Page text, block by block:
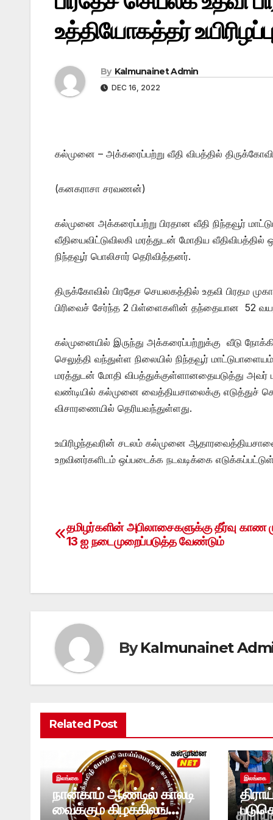
உத்தியோகத்தர் உயிரிழப்பு
By Kalmunainet Admin
DEC 16, 2022
கல்முனை – அக்கரைப்பற்று வீதி விபத்தில்
(கனகராசா சரவணன்)
கல்முனை அக்கரைப்பற்று பிரதான வீதி நிந்தவூர்
வீதியைவிட்டுவிலகி மரத்துடன் மோதிய
நிந்தவூர் பொலிசார் தெரிவித்தனர்.
திருக்கோவில் பிரதேச செயலகத்தில் உதவி பிரதம
பிரிவைச் சேர்ந்த 2 பிள்ளைகளின் தந்தையான 52
கல்முனையில் இருந்து அக்கரைப்பற்றுக்கு வீடு
செலுத்தி வந்துள்ள நிலையில் நிந்தவூர்
மரத்துடன் மோதி விபத்துக்குள்ளானதையடுத்து அவர்
வண்டியில் கல்முனை வைத்தியசாலைக்கு எடுத்துச்
விசாரணையில் தெரியவந்துள்ளது.
உயிரிழந்தவரின் சடலம் கல்முனை
உறவினர்களிடம் ஒப்படைக்க நடவடிக்கை
Post
navigation
தமிழர்களின் அபிலாசைகளுக்கு தீர்வு காண
13 ஐ நடைமுறைப்படுத்த வேண்டும்
ByKalmunainet
Related Post
இலங்கை
நான்காம் ஆண்டில் காலடி
வைக்கும் கிழக்கிலங்கை
இலங்கை